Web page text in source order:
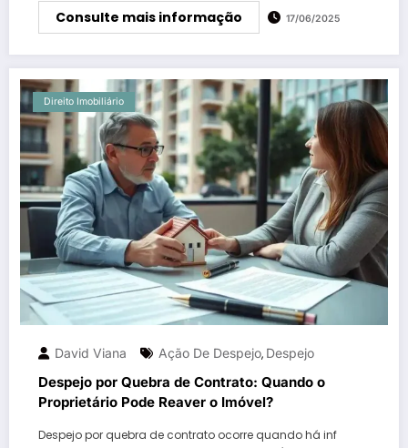
Consulte mais informação 17/06/2025
Direito Imobiliário
David Viana Ação De Despejo, Despejo
Despejo por Quebra de Contrato: Quando o
Proprietário Pode Reaver o Imóvel?
Despejo por quebra de contrato ocorre quando há inf